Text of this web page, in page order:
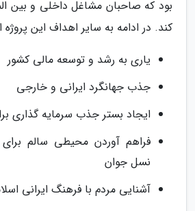
بود که صاحبان مشاغل داخلی و بین
کند. در ادامه به سایر اهداف این
یاری به رشد و توسعه مالی کشور
جذب جهانگرد ایرانی و خارجی
ایجاد بستر جذب سرمایه
فراهم آوردن محیطی سالم
نسل جوان
آشنایی مردم با فرهنگ ایرانی